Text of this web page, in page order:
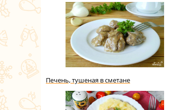
Печень, тушеная в сметане